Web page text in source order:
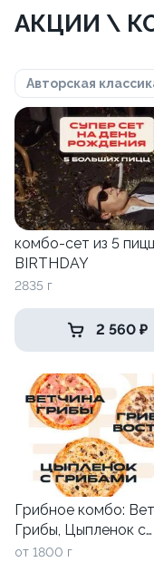
АКЦИИ \
Авторская
комбо-сет из 5 пицц
BIRTHDAY
2835 г
2 560 ₽
Грибное комбо:
Грибы, Цыпленок с
Грибами и Грибы с
от 1800 г